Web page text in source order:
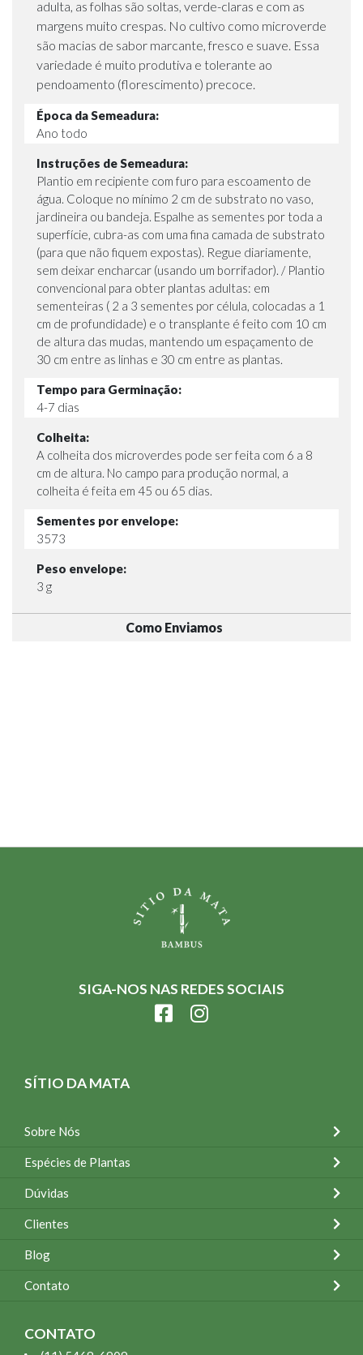
adulta, as folhas são soltas, verde-claras e com as
margens muito crespas. No cultivo como microverde
são macias de sabor marcante, fresco e suave. Essa
variedade é muito produtiva e tolerante ao
pendoamento (florescimento) precoce.
Época da Semeadura:
Ano todo
Instruções de Semeadura:
Plantio em recipiente com furo para escoamento de
água. Coloque no mínimo 2 cm de substrato no vaso,
jardineira ou bandeja. Espalhe as sementes por toda a
superfície, cubra-as com uma fina camada de substrato
(para que não fiquem expostas). Regue diariamente,
sem deixar encharcar (usando um borrifador). / Plantio
convencional para obter plantas adultas: em
sementeiras ( 2 a 3 sementes por célula, colocadas a 1
cm de profundidade) e o transplante é feito com 10 cm
de altura das mudas, mantendo um espaçamento de
30 cm entre as linhas e 30 cm entre as plantas.
Tempo para Germinação:
4-7 dias
Colheita:
A colheita dos microverdes pode ser feita com 6 a 8
cm de altura. No campo para produção normal, a
colheita é feita em 45 ou 65 dias.
Sementes por envelope:
3573
Peso envelope:
3 g
Como Enviamos
SIGA-NOS NAS REDES SOCIAIS
SÍTIO DA MATA
Sobre Nós
Espécies de Plantas
Dúvidas
Clientes
Blog
Contato
CONTATO